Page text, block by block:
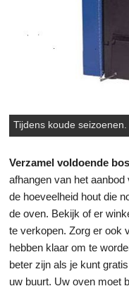
Tijdens koude
Verzamel voldoende
afhangen van het
de hoeveelheid hout die
de oven. Bekijk of er
te verkopen. Zorg er ook
hebben klaar om te
beter zijn als je kunt
uw buurt. Uw oven moet